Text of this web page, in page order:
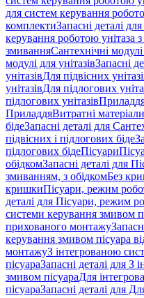
для систем керування
комплектиЗапасні деталі
керування роботою унітаза
змиванняСантехнічні
модулі для унітазівЗапасні
унітазівДля підвісних
унітазівДля підлогових
підлогових унітазів
ПриладдяВитратні матеріали
бідеЗапасні деталі для
підвісних і підлогових біде
підлогових бідеПісуари
обідкомЗапасні деталі для
змиванням, з обідкомБез
кришкиПісуари, режим
деталі для Пісуари, режим
системи керування змивом
прихованого монтажу
керування змивом пісуара
монтажуЗ інтегрованою
пісуараЗапасні деталі для
змивом пісуараДля
пісуараЗапасні деталі для